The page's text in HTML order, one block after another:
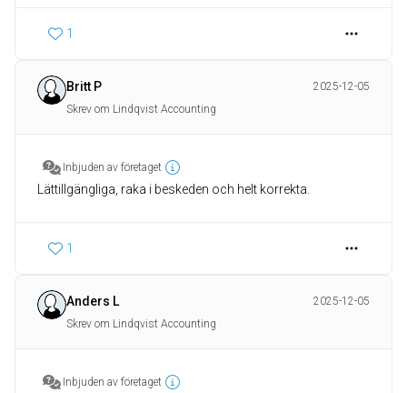
1
Britt P
2025-12-05
Skrev om Lindqvist Accounting
Inbjuden av företaget
Lättillgängliga, raka i beskeden och helt korrekta.
1
Anders L
2025-12-05
Skrev om Lindqvist Accounting
Inbjuden av företaget